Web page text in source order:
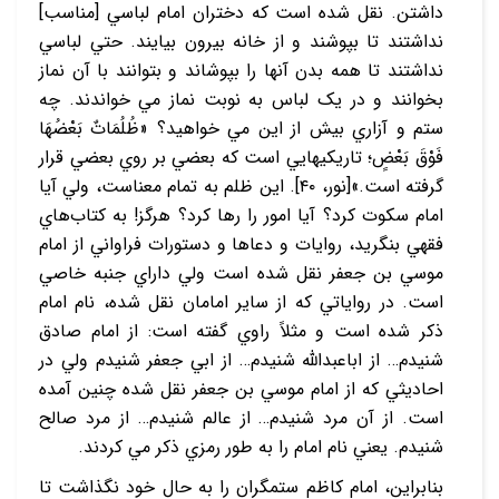
داشتن. نقل شده است که دختران امام لباسي [مناسب]
نداشتند تا بپوشند و از خانه بيرون بيايند. حتي لباسي
نداشتند تا همه بدن آنها را بپوشاند و بتوانند با آن نماز
بخوانند و در يک لباس به نوبت نماز مي ‏خواندند. چه
ستم و آزاري بيش از اين مي‏ خواهيد؟ «ظُلُمَاتٌ بَعْضُهَا
فَوْقَ بَعْضٍ؛ تاريکي‏هايي است که بعضي بر روي بعضي قرار
گرفته است.»[نور، ۴۰]. اين ظلم به تمام معناست، ولي آيا
امام سکوت کرد؟ آيا امور را رها کرد؟ هرگز! به کتاب‌هاي
فقهي بنگريد، روايات و دعاها و دستورات فراواني از امام
موسي بن جعفر نقل شده است ولي داراي جنبه خاصي
است. در رواياتي که از ساير امامان نقل شده، نام امام
ذکر شده است و مثلاً راوي گفته است: از امام صادق
شنيدم… از اباعبدالله شنيدم… از ابي جعفر شنيدم ولي در
احاديثي که از امام موسي بن جعفر نقل شده چنين آمده
است. از آن مرد شنيدم… از عالم شنيدم… از مرد صالح
شنيدم. يعني نام امام را به طور رمزي ذکر مي‏ کردند.
بنابراين، امام کاظم ستمگران را به حال خود نگذاشت تا